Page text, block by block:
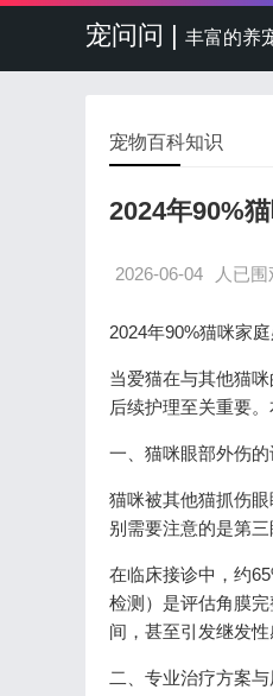
宠问问 | 丰富的养
宠物百科知识
2024年90%
2026-06-04 人已围
2024年90%猫咪家
当爱猫在与其他猫
后续护理至关重要
一、猫咪眼部外伤
猫咪被其他猫抓伤
别需要注意的是第
在临床接诊中，约
检测）是评估角膜
间，甚至引发继发性
二、专业治疗方案